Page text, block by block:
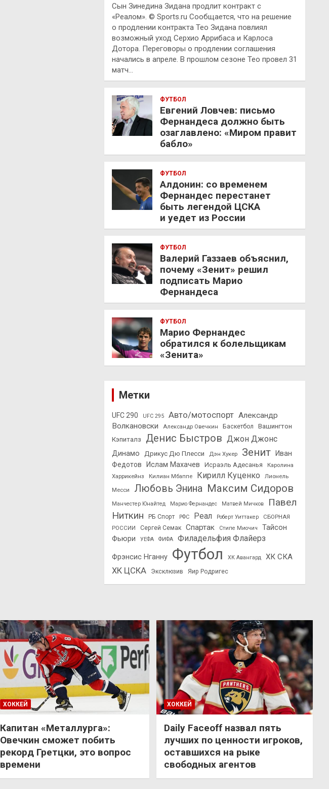
Сын Зинедина Зидана продлит контракт с
«Реалом». © Sports.ru Сообщается, что на решение
о продлении контракта Тео Зидана повлиял
возможный уход Серхио Аррибаса и Карлоса
Дотора. Переговоры о продлении соглашения
начались в апреле. В прошлом сезоне Тео провел 31
матч…
ФУТБОЛ
Евгений Ловчев: письмо
Фернандеса должно быть
озаглавлено: «Миром правит
бабло»
ФУТБОЛ
Алдонин: со временем
Фернандес перестанет
быть легендой ЦСКА
и уедет из России
ФУТБОЛ
Валерий Газзаев объяснил,
почему «Зенит» решил
подписать Марио
Фернандеса
ФУТБОЛ
Марио Фернандес
обратился к болельщикам
«Зенита»
Метки
UFC 290 UFC 295 Авто/мотоспорт Александр
Волкановски
Александр Овечкин Баскетбол
Вашингтон
Кэпиталз
Денис Быстров Джон Джонс
Динамо Дрикус Дю Плесси Дэн Хукер Зенит
Иван
Федотов
Ислам Махачев Исраэль Адесанья
Каролина
Харрикейнз
Килиан Мбаппе Кирилл Куценко
Лионель
Месси
Любовь Энина Максим Сидоров
Манчестер Юнайтед Марио Фернандес Матвей Мичков
Павел
Ниткин
РБ Спорт РФС Реал Роберт Уиттакер
СБОРНАЯ
РОССИИ
Сергей Семак Спартак Стипе Миочич
Тайсон
Фьюри
УЕФА ФИФА Филадельфия Флайерз
Фрэнсис Нганну Футбол ХК Авангард ХК СКА
ХК ЦСКА Эксклюзив Яир Родригес
ХОККЕЙ
Капитан «Металлурга»:
Овечкин сможет побить
рекорд Гретцки, это вопрос
времени
ХОККЕЙ
Daily Faceoff назвал пять
лучших по ценности игроков,
оставшихся на рыке
свободных агентов